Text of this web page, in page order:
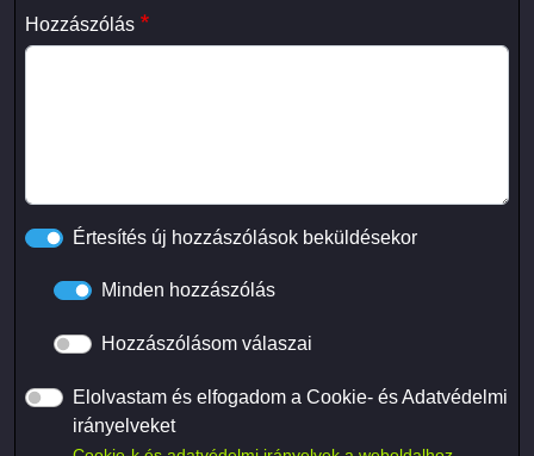
Hozzászólás
Értesítés új hozzászólások beküldésekor
Minden hozzászólás
Hozzászólásom válaszai
Elolvastam és elfogadom a Cookie- és Adatvédelmi
irányelveket